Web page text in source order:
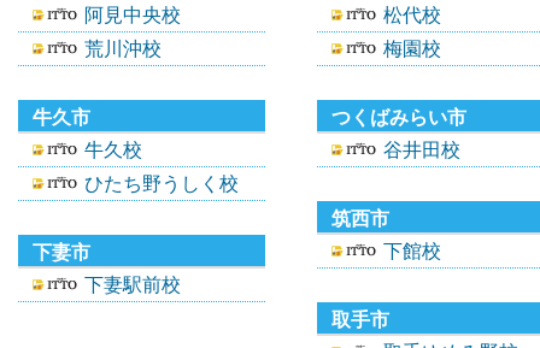
阿見中央校
荒川沖校
牛久市
牛久校
ひたち野うしく校
下妻市
下妻駅前校
松代校
梅園校
つくばみらい市
谷井田校
筑西市
下館校
取手市